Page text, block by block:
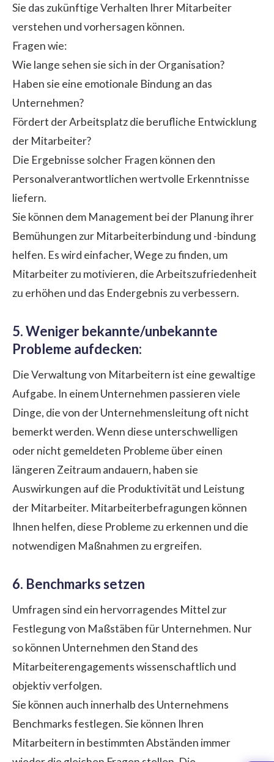
Sie das zukünftige Verhalten Ihrer Mitarbeiter
verstehen und vorhersagen können.
Fragen wie:
Wie lange sehen sie sich in der Organisation?
Haben sie eine emotionale Bindung an das
Unternehmen?
Fördert der Arbeitsplatz die berufliche Entwicklung
der Mitarbeiter?
Die Ergebnisse solcher Fragen können den
Personalverantwortlichen wertvolle Erkenntnisse
liefern.
Sie können dem Management bei der Planung ihrer
Bemühungen zur Mitarbeiterbindung und -bindung
helfen. Es wird einfacher, Wege zu finden, um
Mitarbeiter zu motivieren, die Arbeitszufriedenheit
zu erhöhen und das Endergebnis zu verbessern.
5. Weniger bekannte/unbekannte
Probleme aufdecken:
Die Verwaltung von Mitarbeitern ist eine gewaltige
Aufgabe. In einem Unternehmen passieren viele
Dinge, die von der Unternehmensleitung oft nicht
bemerkt werden. Wenn diese unterschwelligen
oder nicht gemeldeten Probleme über einen
längeren Zeitraum andauern, haben sie
Auswirkungen auf die Produktivität und Leistung
der Mitarbeiter. Mitarbeiterbefragungen können
Ihnen helfen, diese Probleme zu erkennen und die
notwendigen Maßnahmen zu ergreifen.
6. Benchmarks setzen
Umfragen sind ein hervorragendes Mittel zur
Festlegung von Maßstäben für Unternehmen. Nur
so können Unternehmen den Stand des
Mitarbeiterengagements wissenschaftlich und
objektiv verfolgen.
Sie können auch innerhalb des Unternehmens
Benchmarks festlegen. Sie können Ihren
Mitarbeitern in bestimmten Abständen immer